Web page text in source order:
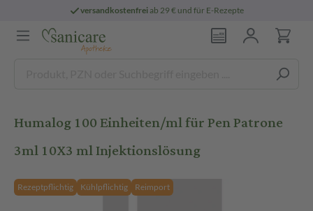
versandkostenfreiab 29 € und für E-Rezepte
Humalog 100 Einheiten/ml für Pen Patrone
3ml 10X3 ml Injektionslösung
Rezeptpflichtig Kühlpflichtig Reimport